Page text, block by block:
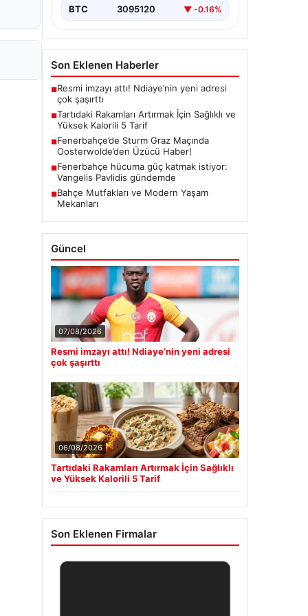
BTC 3095120 ▼ -0.16%
Son Eklenen Haberler
■Resmi imzayı attı! Ndiaye’nin yeni adresi
çok şaşırttı
■Tartıdaki Rakamları Artırmak İçin Sağlıklı ve
Yüksek Kalorili 5 Tarif
■Fenerbahçe’de Sturm Graz Maçında
Oosterwolde’den Üzücü Haber!
■Fenerbahçe hücuma güç katmak istiyor:
Vangelis Pavlidis gündemde
■Bahçe Mutfakları ve Modern Yaşam
Mekanları
Güncel
07/08/2026
Resmi imzayı attı! Ndiaye’nin yeni adresi
çok şaşırttı
06/08/2026
Tartıdaki Rakamları Artırmak İçin Sağlıklı
ve Yüksek Kalorili 5 Tarif
Son Eklenen Firmalar